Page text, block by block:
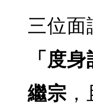
三位面
「度
繼宗